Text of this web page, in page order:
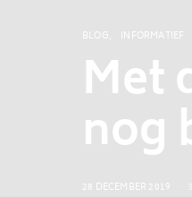
BLOG INFORMATIEF
Met
nog
POSTED
28 DECEMBER 2019